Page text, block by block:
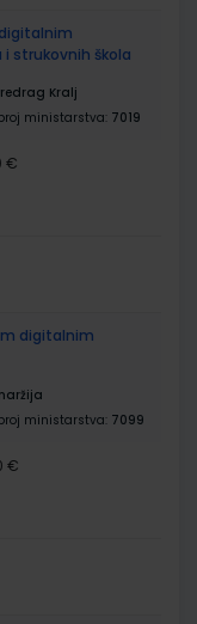
strukovnih škola
Kralj
ministarstva: 7019
€
digitalnim
ministarstva: 7099
€